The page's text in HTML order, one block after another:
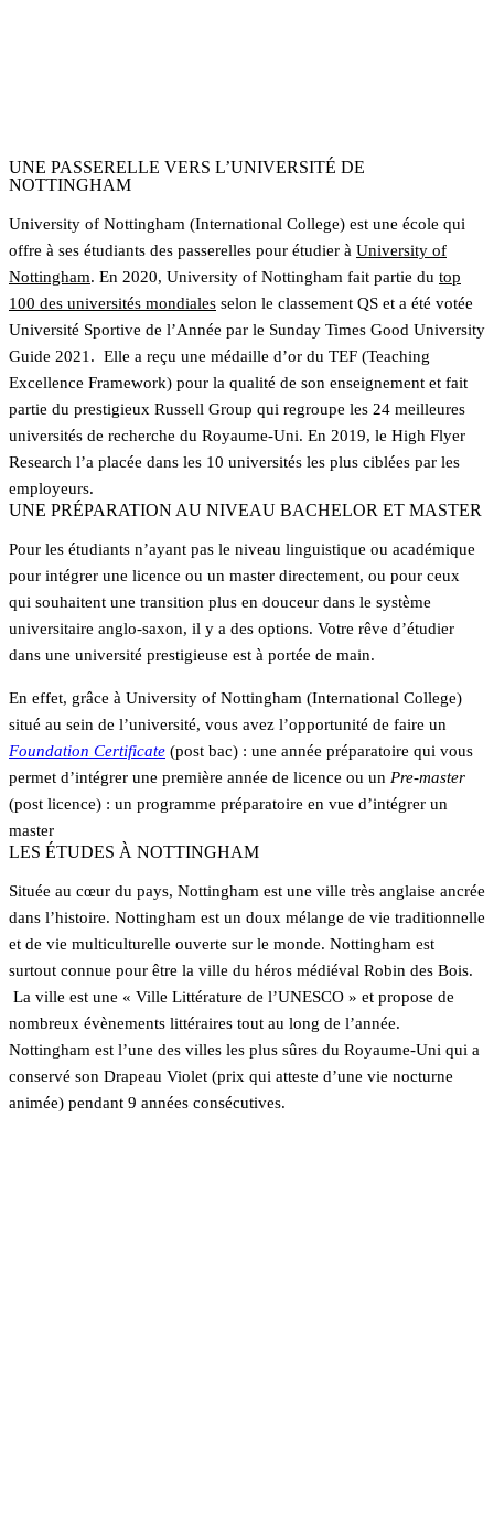
UNE PASSERELLE VERS L’UNIVERSITÉ DE
NOTTINGHAM
University of Nottingham (International College) est une école qui
offre à ses étudiants des passerelles pour étudier à University of
Nottingham. En 2020, University of Nottingham fait partie du top
100 des universités mondiales selon le classement QS et a été votée
Université Sportive de l’Année par le Sunday Times Good University
Guide 2021. Elle a reçu une médaille d’or du TEF (Teaching
Excellence Framework) pour la qualité de son enseignement et fait
partie du prestigieux Russell Group qui regroupe les 24 meilleures
universités de recherche du Royaume-Uni. En 2019, le High Flyer
Research l’a placée dans les 10 universités les plus ciblées par les
employeurs.
UNE PRÉPARATION AU NIVEAU BACHELOR ET MASTER
Pour les étudiants n’ayant pas le niveau linguistique ou académique
pour intégrer une licence ou un master directement, ou pour ceux
qui souhaitent une transition plus en douceur dans le système
universitaire anglo-saxon, il y a des options. Votre rêve d’étudier
dans une université prestigieuse est à portée de main.
En effet, grâce à University of Nottingham (International College)
situé au sein de l’université, vous avez l’opportunité de faire un
Foundation Certificate (post bac) : une année préparatoire qui vous
permet d’intégrer une première année de licence ou un Pre-master
(post licence) : un programme préparatoire en vue d’intégrer un
master
LES ÉTUDES À NOTTINGHAM
Située au cœur du pays, Nottingham est une ville très anglaise ancrée
dans l’histoire. Nottingham est un doux mélange de vie traditionnelle
et de vie multiculturelle ouverte sur le monde. Nottingham est
surtout connue pour être la ville du héros médiéval Robin des Bois.
La ville est une « Ville Littérature de l’UNESCO » et propose de
nombreux évènements littéraires tout au long de l’année.
Nottingham est l’une des villes les plus sûres du Royaume-Uni qui a
conservé son Drapeau Violet (prix qui atteste d’une vie nocturne
animée) pendant 9 années consécutives.